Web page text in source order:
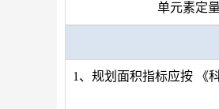
单元素定
1、规划面积指标应按 《